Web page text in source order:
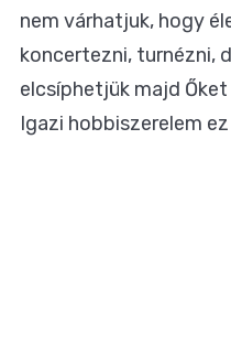
nem várhatjuk, hogy
koncertezni, turnézni,
elcsíphetjük majd
Igazi hobbiszerelem